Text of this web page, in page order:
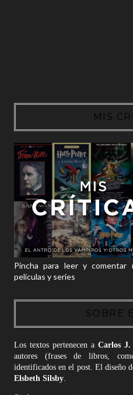
MIS
Pincha para leer y comentar
películas y series
SOBRE
Los textos pertenecen a Carlos
autores (frases de libros,
identificados en el post. El diseño
Elsbeth Silsby.